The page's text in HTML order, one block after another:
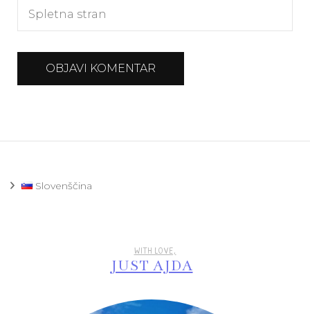
Slovenščina
WITH LOVE,
JUST AJDA